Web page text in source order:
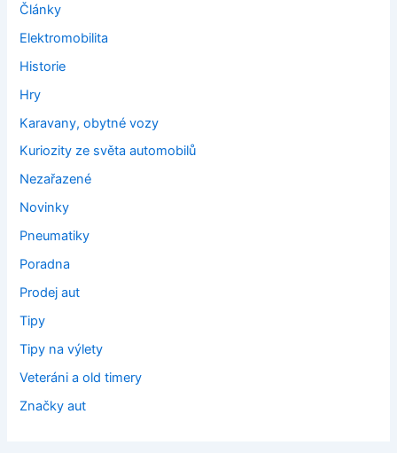
Články
Elektromobilita
Historie
Hry
Karavany, obytné vozy
Kuriozity ze světa automobilů
Nezařazené
Novinky
Pneumatiky
Poradna
Prodej aut
Tipy
Tipy na výlety
Veteráni a old timery
Značky aut